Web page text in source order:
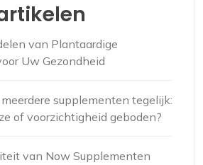
van Plantaardige
Uw Gezondheid
supplementen tegelijk:
of voorzichtigheid geboden?
van Now Supplementen